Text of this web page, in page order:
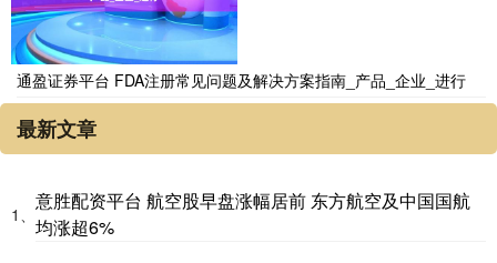
通盈证券平台 FDA注册常见问题及解决方案指南_产品_企业_进行
最新文章
1、
意胜配资平台 航空股早盘涨幅居前 东方航空及中国国航
均涨超6%